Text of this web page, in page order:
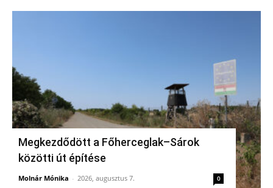
Megkezdődött a Főherceglak–Sárok
közötti út építése
Molnár Mónika - 2026, augusztus 7. 0